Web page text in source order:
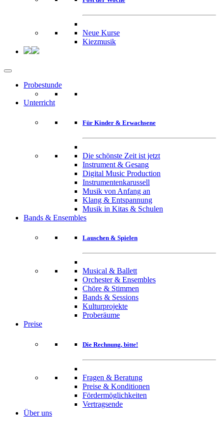
Neue Kurse
Kiezmusik
Probestunde
Unterricht
Für Kinder & Erwachsene
Die schönste Zeit ist jetzt
Instrument & Gesang
Digital Music Production
Instrumentenkarussell
Musik von Anfang an
Klang & Entspannung
Musik in Kitas & Schulen
Bands & Ensembles
Lauschen & Spielen
Musical & Ballett
Orchester & Ensembles
Chöre & Stimmen
Bands & Sessions
Kulturprojekte
Proberäume
Preise
Die Rechnung, bitte!
Fragen & Beratung
Preise & Konditionen
Fördermöglichkeiten
Vertragsende
Über uns